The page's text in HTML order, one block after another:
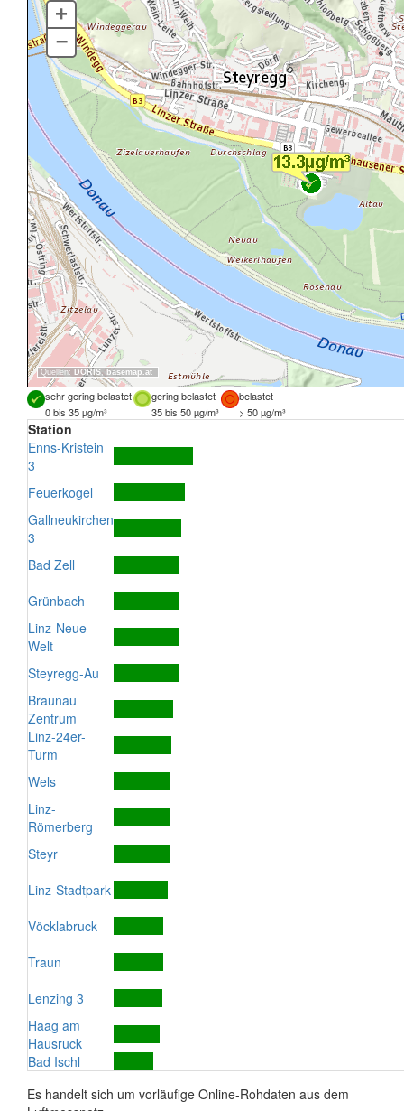
Quellen: DORIS, basemap.at
+
–
sehr gering belastet gering belastet
belastet
0 bis 35 µg/m³
35 bis 50 µg/m³ > 50 µg/m³
Station
Enns-Kristein
3
Feuerkogel
Gallneukirchen
3
Bad Zell
Grünbach
Linz-Neue
Welt
Steyregg-Au
Braunau
Zentrum
Linz-24er-
Turm
Wels
Linz-
Römerberg
Steyr
Linz-Stadtpark
Vöcklabruck
Traun
Lenzing 3
Haag am
Hausruck
Bad Ischl
Es handelt sich um vorläufige Online-Rohdaten aus dem